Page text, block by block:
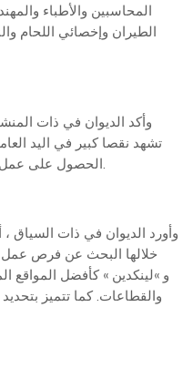
المحاسبين والأطباء
الطيران وإخصائي اللحام
وأكد الديوان في ذات
تشهد نقصا كبير في اليد
الحصول على عمل بالنسبة للتونسيين المقيمين بالخارج.
وأورد الديوان في ذات السياق ،
خلالها البحث عن فرص عمل
و »لينكدين » كأفضل المواقع
والقطاعات. كما تتميز